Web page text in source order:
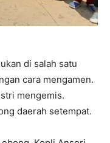
di salah satu
cara mengamen.
mengemis.
daerah setempat.